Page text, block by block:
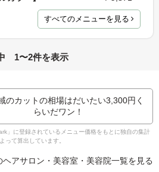
すべてのメニューを見る
1〜2件を表示
のカットの相場はだいたい3,300円 く
らいだワン！
」に登録されているメニュー価格をもとに独自の集計
って算出しています。
アサロン・美容室・美容院一覧を見る